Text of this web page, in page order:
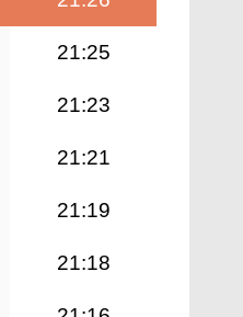
21:25
21:23
21:21
21:19
21:18